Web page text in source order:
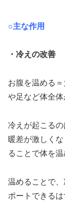
○主な作用
・冷えの改善
お腹を温める
や足など体全
冷えが起こる
暖差が激しく
ることで体を
温めることで
ポートできるは